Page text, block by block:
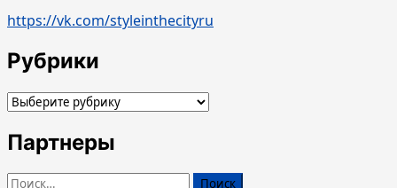
https://vk.com/styleinthecityru
Рубрики
Рубрики
Партнеры
Найти: